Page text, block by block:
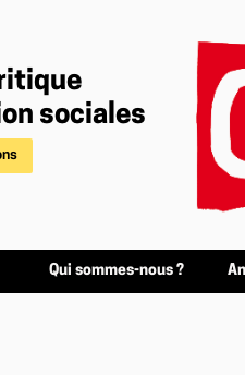
sociales
Qui sommes-nous ?